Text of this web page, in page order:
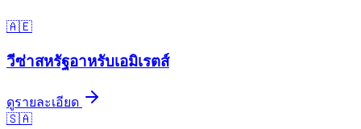
🇦🇪
วีซ่าสหรัฐอาหรับเอมิเรตส์
ดูรายละเอียด
🇸🇦